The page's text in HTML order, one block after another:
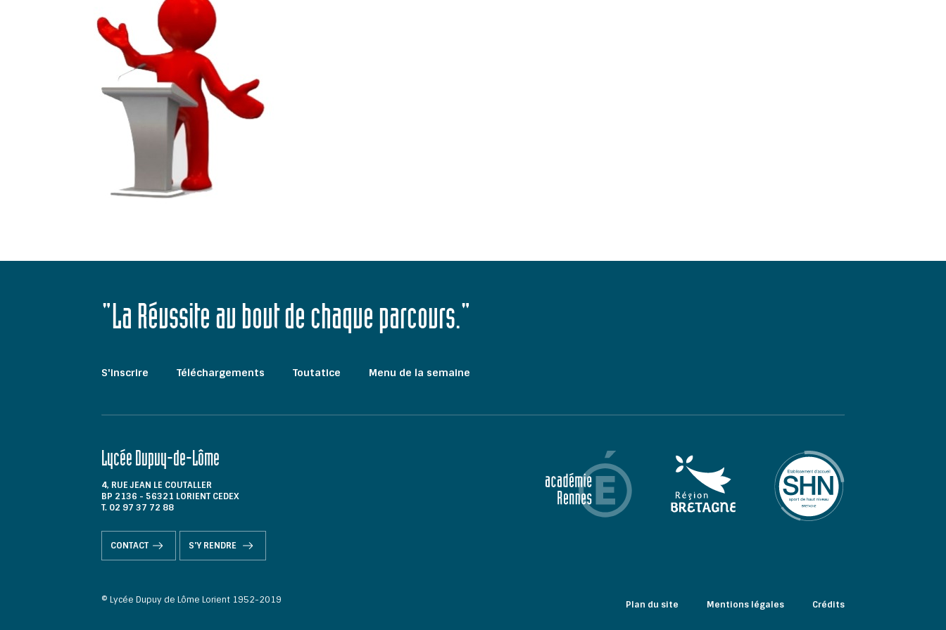
"La Réussite au bout de chaque parcours."
S'inscrire Téléchargements Toutatice Menu de la semaine
Lycée Dupuy-de-Lôme
4, RUE JEAN LE COUTALLER
BP 2136 - 56321 LORIENT CEDEX
T. 02 97 37 72 88
CONTACT S'Y RENDRE
© Lycée Dupuy de Lôme Lorient 1952-2019 Plan du site Mentions légales Crédits